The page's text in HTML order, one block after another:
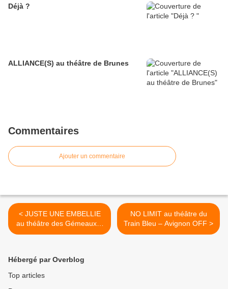
Déjà ?
ALLIANCE(S) au théâtre de Brunes
Commentaires
Ajouter un commentaire
< JUSTE UNE EMBELLIE
au théâtre des Gémeaux –
Avignon OFF
NO LIMIT au théâtre du
Train Bleu – Avignon OFF >
Hébergé par Overblog
Top articles